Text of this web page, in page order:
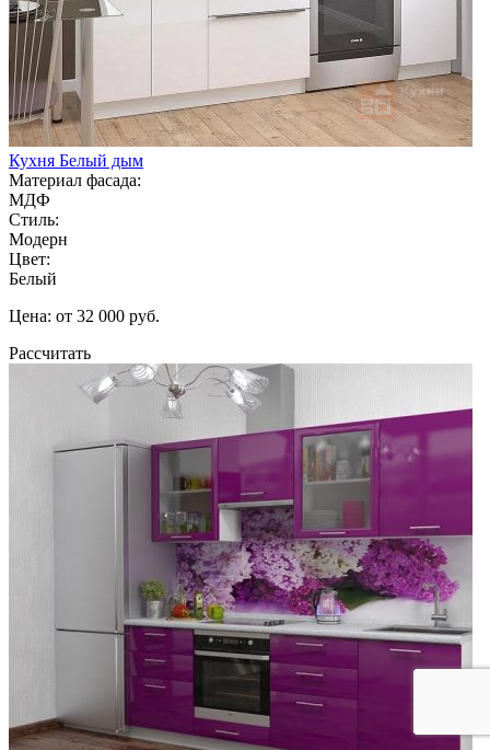
Кухня Белый дым
Материал фасада:
МДФ
Стиль:
Модерн
Цвет:
Белый
Цена: от 32 000 руб.
Рассчитать